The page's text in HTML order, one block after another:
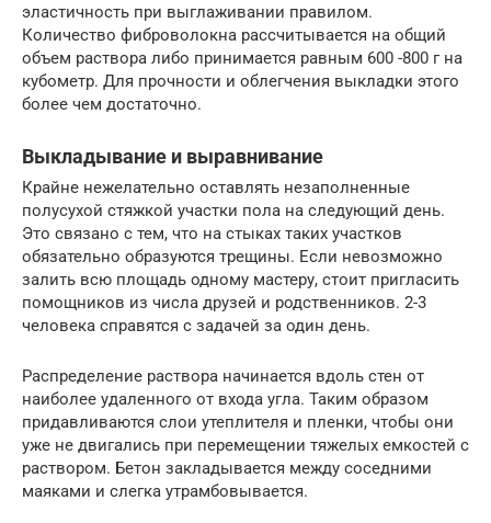
эластичность при выглаживании правилом.
Количество фиброволокна рассчитывается на общий
объем раствора либо принимается равным 600 -800 г на
кубометр. Для прочности и облегчения выкладки этого
более чем достаточно.
Выкладывание и выравнивание
Крайне нежелательно оставлять незаполненные
полусухой стяжкой участки пола на следующий день.
Это связано с тем, что на стыках таких участков
обязательно образуются трещины. Если невозможно
залить всю площадь одному мастеру, стоит пригласить
помощников из числа друзей и родственников. 2-3
человека справятся с задачей за один день.
Распределение раствора начинается вдоль стен от
наиболее удаленного от входа угла. Таким образом
придавливаются слои утеплителя и пленки, чтобы они
уже не двигались при перемещении тяжелых емкостей с
раствором. Бетон закладывается между соседними
маяками и слегка утрамбовывается.